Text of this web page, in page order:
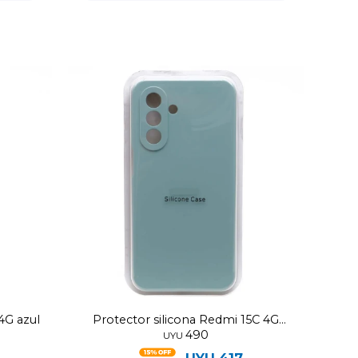
azul
Protector silicona Redmi 15C 4G
verde agua
UYU 490